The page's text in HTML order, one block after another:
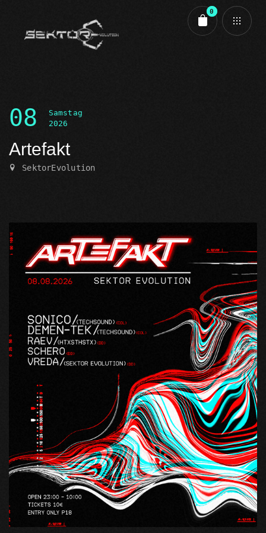
0
08
Samstag
2026
Artefakt
SektorEvolution